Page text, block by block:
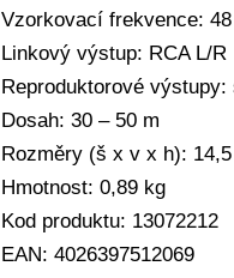
Vzorkovací frekvence:
Linkový výstup: RCA L/R
Reproduktorové
Dosah: 30 – 50 m
Rozměry (š x v x h):
Hmotnost: 0,89 kg
Kod produktu: 13072212
EAN: 4026397512069